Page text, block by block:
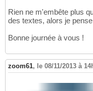
Rien ne m'embête plus
des textes, alors je
Bonne journée à vous !
zoom61, le 08/11/2013 à